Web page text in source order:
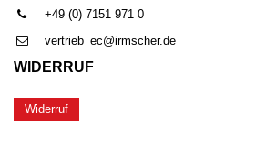
+49 (0) 7151 971 0
vertrieb_ec@irmscher.de
WIDERRUF
Widerruf